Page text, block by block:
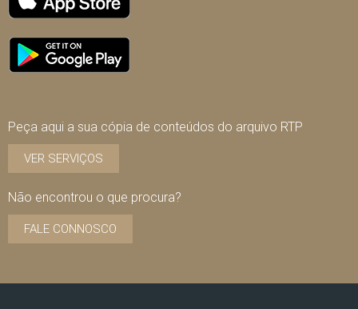
Peça aqui a sua cópia de conteúdos do arquivo RTP
VER SERVIÇOS
Não encontrou o que procura?
FALE CONNOSCO